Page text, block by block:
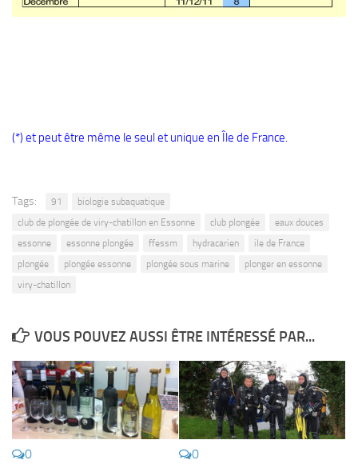
(*) et peut être même le seul et unique en Île de France.
Tags: 91
biologie subaquatique
club de plongée de viry-chatillon en Essonne
club plongée
eaux douces
essonne
essonne plongée ffessm hydracarien
ile de France
plongée
plongée essonne plongée sous marine
plonger en essonne
viry-chatillon
VOUS POUVEZ AUSSI ÊTRE INTÉRESSÉ PAR...
0 0